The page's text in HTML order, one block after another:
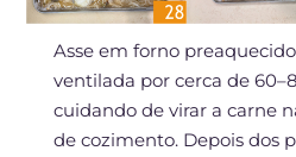
Asse em forno
ventilada por cerca de
cuidando de virar a carne
de cozimento. Depois dos